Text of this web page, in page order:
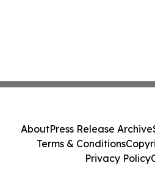
AboutPress Release Archive
Terms & Conditions
Privacy Policy